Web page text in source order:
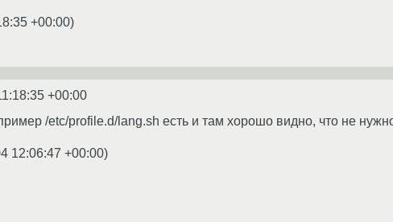
+00:00)
+00:00
/etc/profile.d/lang.sh есть и там хорошо видно, что не
12:06:47 +00:00)